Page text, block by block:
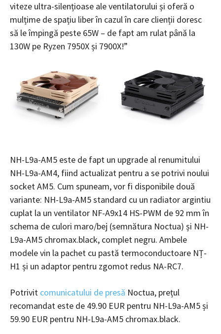
viteze ultra-silențioase ale ventilatorului și oferă o
mulțime de spațiu liber în cazul în care clienții doresc
să le împingă peste 65W – de fapt am rulat până la
130W pe Ryzen 7950X și 7900X!”
NH-L9a-AM5 este de fapt un upgrade al renumitului
NH-L9a-AM4, fiind actualizat pentru a se potrivi noului
socket AM5. Cum spuneam, vor fi disponibile două
variante: NH-L9a-AM5 standard cu un radiator argintiu
cuplat la un ventilator NF-A9x14 HS-PWM de 92 mm în
schema de culori maro/bej (semnătura Noctua) și NH-
L9a-AM5 chromax.black, complet negru. Ambele
modele vin la pachet cu pastă termoconductoare NȚ-
H1 și un adaptor pentru zgomot redus NA-RC7.
Potrivit comunicatului de presă Noctua, prețul
recomandat este de 49.90 EUR pentru NH-L9a-AM5 și
59.90 EUR pentru NH-L9a-AM5 chromax.black.